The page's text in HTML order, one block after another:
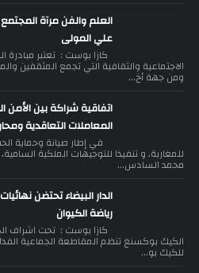
العلم والفن مرآة
علي المولى
كازا بوست : تعتبر
الاجتماعية والثقافية التي تجمع
ومن جهة أخ...
اتفاقية شراكة بين الأمن
المعاملات التعاقدية
في إطار صيانة وحماية
للمغاربة، و تنفيذا للتوجيهات الملكية
محمد السادس...
الدار البيضاء تحتضن
رياضة الكيوان
كازا بوست : تحت اشراف
الكيك بوكسنغ تنظم المقاطعة الجماعية
للكيك بو...